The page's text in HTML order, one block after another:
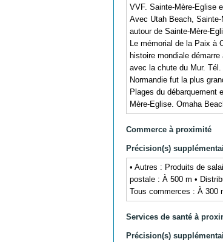
VVF. Sainte-Mère-Eglise
Avec Utah Beach,
autour de Sainte-Mère-
Le mémorial de la Paix à
histoire mondiale démarre
avec la chute du Mur.
Normandie fut la plus
Plages du débarquement
Mère-Eglise. Omaha
Commerce à proximité
Précision(s)
• Autres : Produits de
postale : À 500 m •
Tous commerces : À 300
Services de santé à
Précision(s)